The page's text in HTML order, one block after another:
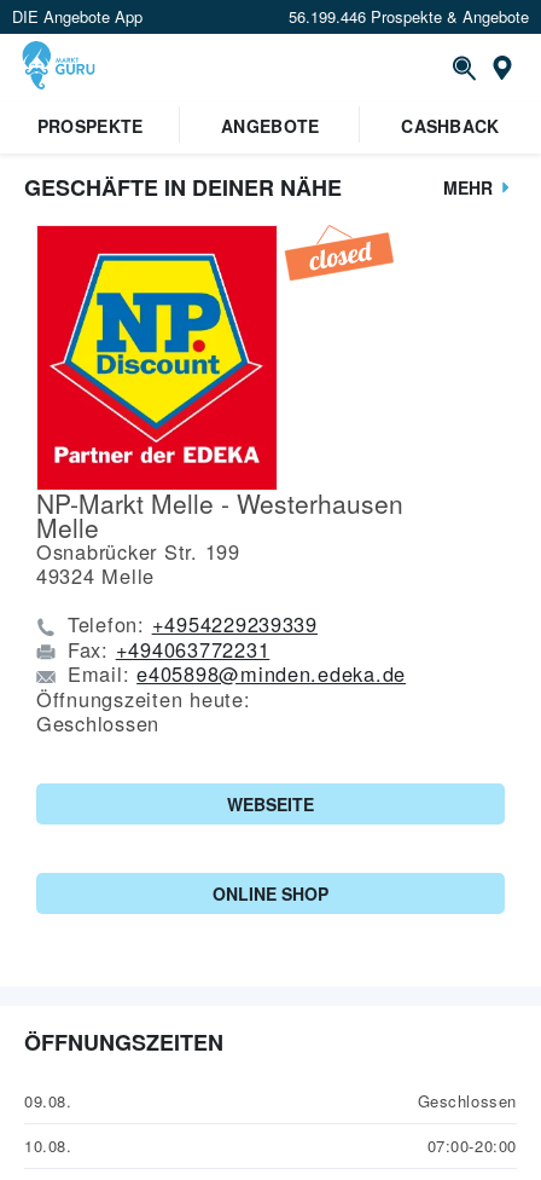
DIE Angebote App 56.199.446 Prospekte & Angebote
PROSPEKTE
ANGEBOTE CASHBACK
GESCHÄFTE IN DEINER NÄHE MEHR
NP-Markt Melle - Westerhausen
Melle
Osnabrücker Str. 199
49324 Melle
Telefon: +4954229239339
Fax: +494063772231
Email:e405898@minden.edeka.de
Öffnungszeiten heute:
Geschlossen
WEBSEITE
ONLINE SHOP
ÖFFNUNGSZEITEN
09.08.
Geschlossen
10.08.
07:00-20:00